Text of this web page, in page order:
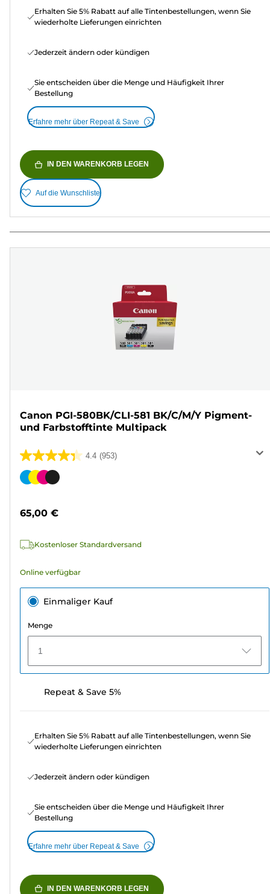
Erhalten Sie 5% Rabatt auf alle Tintenbestellungen, wenn Sie
wiederholte Lieferungen einrichten
Jederzeit ändern oder kündigen
Sie entscheiden über die Menge und Häufigkeit Ihrer
Bestellung
Erfahre mehr über Repeat & Save
IN DEN WARENKORB LEGEN
Auf die Wunschliste
Canon PGI-580BK/CLI-581 BK/C/M/Y Pigment-
und Farbstofftinte Multipack
4.4 (953)
4.4
von
953
Farbpatrone
65,00 €
Kostenloser Standardversand
Online verfügbar
Einmaliger Kauf
Menge
1
Repeat & Save 5%
Erhalten Sie 5% Rabatt auf alle Tintenbestellungen, wenn Sie
wiederholte Lieferungen einrichten
Jederzeit ändern oder kündigen
Sie entscheiden über die Menge und Häufigkeit Ihrer
Bestellung
Erfahre mehr über Repeat & Save
IN DEN WARENKORB LEGEN